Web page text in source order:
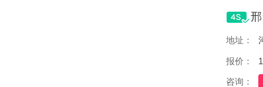
地址：
报价：
咨询：